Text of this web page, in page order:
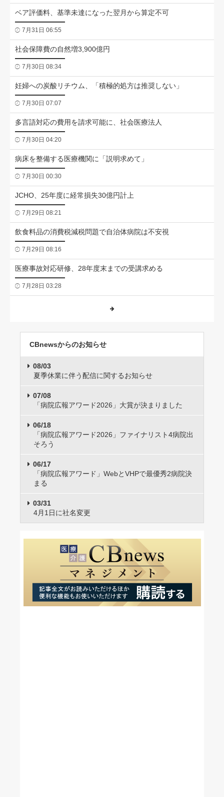
ベア評価料、基準未達になった翌月から算定不可
7月31日 06:55
社会保障費の自然増3,900億円
7月30日 08:34
妊婦への炭酸リチウム、「積極的処方は推奨しない」
7月30日 07:07
多言語対応の費用を請求可能に、社会医療法人
7月30日 04:20
病床を整備する医療機関に「説明求めて」
7月30日 00:30
JCHO、25年度に経常損失30億円計上
7月29日 08:21
飲食料品の消費税減税問題で自治体病院は不安視
7月29日 08:16
医療事故対応研修、28年度末までの受講求める
7月28日 03:28
CBnewsからのお知らせ
08/03
夏季休業に伴う配信に関するお知らせ
07/08
「病院広報アワード2026」大賞が決まりました
06/18
「病院広報アワード2026」ファイナリスト4病院出
そろう
06/17
「病院広報アワード」WebとVHPで最優秀2病院決
まる
03/31
4月1日に社名変更